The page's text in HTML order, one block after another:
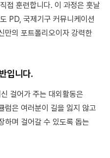
접 훈련합니다. 이 과정은 훗날
PD, 국제기구 커뮤니케이션
만의 포트폴리오이자 강력한
입니다.
걸어가 주는 대외활동은
럼은 여러분이 길을 잃지 않고
하며 걸어갈 수 있도록 돕는